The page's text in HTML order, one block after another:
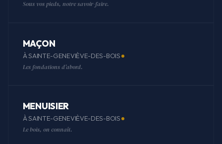
Sous vos pieds, notre savoir-faire.
MAÇON
À SAINTE-GENEVIÈVE-DES-BOIS
Les fondations d'abord.
MENUISIER
À SAINTE-GENEVIÈVE-DES-BOIS
Le bois, on connaît.